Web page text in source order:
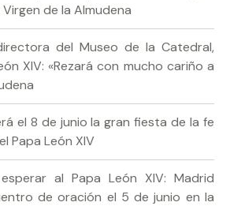
de la Almudena
del Museo de la Catedral,
XIV: «Rezará con mucho cariño a
el 8 de junio la gran fiesta de la fe
Papa León XIV
al Papa León XIV: Madrid
de oración el 5 de junio en la